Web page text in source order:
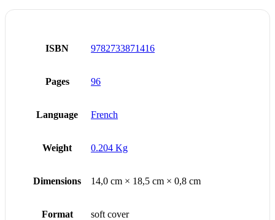
ISBN 9782733871416
Pages 96
Language French
Weight 0.204 Kg
Dimensions 14,0 cm × 18,5 cm × 0,8 cm
Format soft cover